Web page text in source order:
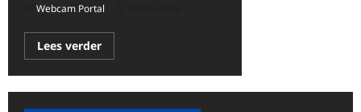
Webcam Portal
Lees verderLees
meer
Portugal